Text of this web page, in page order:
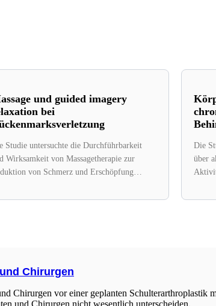
und guided imagery
bei
Studie untersuchte die Durchführbarkeit
Wirksamkeit von Massagetherapie zur
von Schmerz und Erschöpfung
Die
über
Chirurgen
Chirurgen vor einer geplanten
und Chirurgen nicht wesentlich unterscheiden.